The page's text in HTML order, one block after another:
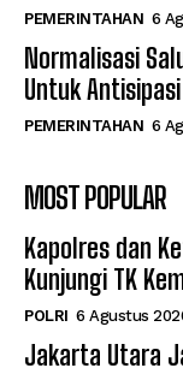
PEMERINTAHAN 6
Normalisasi
Untuk
PEMERINTAHAN 6
MOST POPULAR
Kapolres dan
Kunjungi TK
POLRI 6 Agustus
Jakarta Utara